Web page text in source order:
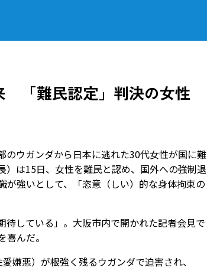
「難民認定」判決の女性
ウガンダから日本に逃れた30代女性が国に難
は15日、女性を難民と認め、国外への強制退
強いとして、「恣意（しい）的な身体拘束の
している」。大阪市内で開かれた記者会見で
んだ。
嫌悪）が根強く残るウガンダで迫害され、